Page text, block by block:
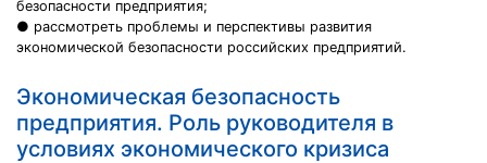
безопасности предприятия;
● рассмотреть проблемы и перспективы развития
экономической безопасности российских предприятий.
Экономическая безопасность
предприятия. Роль руководителя в
условиях экономического кризиса